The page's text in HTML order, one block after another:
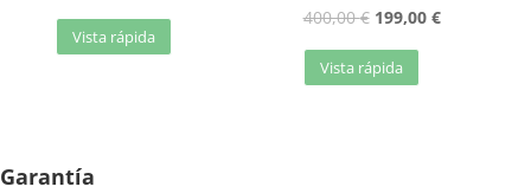
Vista rápida
400,00€ 199,00 €
Vista rápida
Garantía